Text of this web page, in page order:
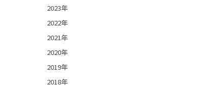
2023年
2022年
2021年
2020年
2019年
2018年